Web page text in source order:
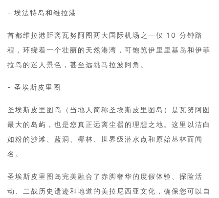
- 埃法特岛和维拉港
首都维拉港距离瓦努阿图两大国际机场之一仅 10 分钟路
程，环绕着一个壮丽的天然港湾，可饱览伊里里基岛和伊菲
拉岛的迷人景色，甚至远眺马拉波阿角。
- 圣埃斯皮里图
圣埃斯皮里图岛（当地人简称圣埃斯皮里图岛）是瓦努阿图
最大的岛屿，也是您真正远离尘嚣的理想之地。这里以洁白
如粉的沙滩、蓝洞、椰林、世界级潜水点和原始丛林而闻
名。
圣埃斯皮里图岛完美融合了赤脚奢华的度假体验、探险活
动、二战历史遗迹和地道的美拉尼西亚文化，确保您可以自